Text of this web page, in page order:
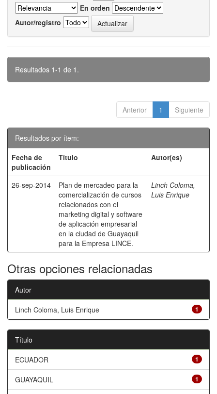
En orden
Autor/registro
Resultados 1-1 de 1.
Anterior 1 Siguiente
Resultados por ítem:
Fecha de
publicación
Título Autor(es)
26-sep-2014
Plan de mercadeo para la
comercialización de cursos
relacionados con el
marketing digital y software
de aplicación empresarial
en la ciudad de Guayaquil
para la Empresa LINCE.
Linch Coloma,
Luis Enrique
Otras opciones relacionadas
Autor
1
Linch Coloma, Luis Enrique
Título
1
ECUADOR
1
GUAYAQUIL